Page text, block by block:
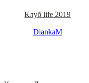
Клуб life 2019
DiankaM